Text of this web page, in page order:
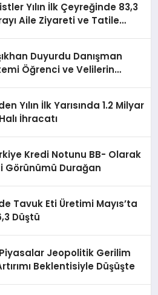
Yılın İlk Çeyreğinde 83,3
Aile Ziyareti ve Tatile
Duyurdu Danışman
Öğrenci ve Velilerin
Yılın İlk Yarısında 1.2 Milyar
İhracatı
Kredi Notunu BB- Olarak
Görünümü Durağan
Tavuk Eti Üretimi Mayıs’ta
Düştü
Jeopolitik Gerilim
Beklentisiyle Düşüşte